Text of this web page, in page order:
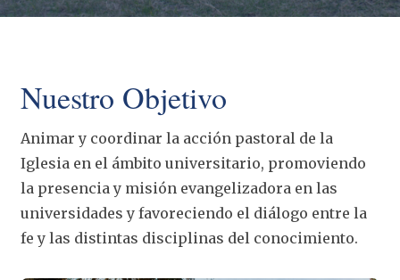
Nuestro Objetivo
Animar y coordinar la acción pastoral de la
Iglesia en el ámbito universitario, promoviendo
la presencia y misión evangelizadora en las
universidades y favoreciendo el diálogo entre la
fe y las distintas disciplinas del conocimiento.